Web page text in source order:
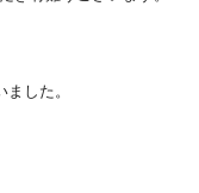
した。